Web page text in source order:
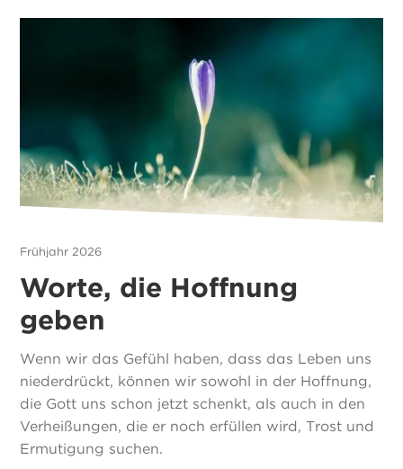
Frühjahr 2026
Worte, die Hoffnung
geben
Wenn wir das Gefühl haben, dass das Leben uns
niederdrückt, können wir sowohl in der Hoffnung,
die Gott uns schon jetzt schenkt, als auch in den
Verheißungen, die er noch erfüllen wird, Trost und
Ermutigung suchen.